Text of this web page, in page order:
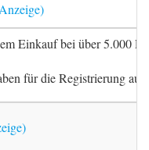
Einkauf bei über 5.000
für die Registrierung